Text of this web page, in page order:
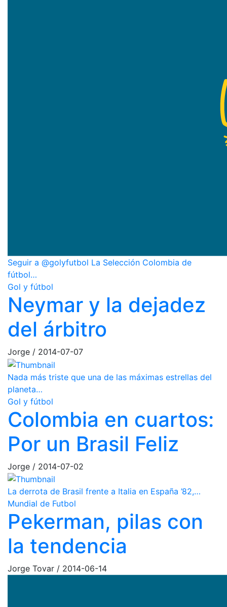
Seguir a @golyfutbol La Selección Colombia de
fútbol…
Gol y fútbol
Neymar y la dejadez
del árbitro
Jorge / 2014-07-07
Nada más triste que una de las máximas estrellas del
planeta…
Gol y fútbol
Colombia en cuartos:
Por un Brasil Feliz
Jorge / 2014-07-02
La derrota de Brasil frente a Italia en España ’82,…
Mundial de Futbol
Pekerman, pilas con
la tendencia
Jorge Tovar / 2014-06-14